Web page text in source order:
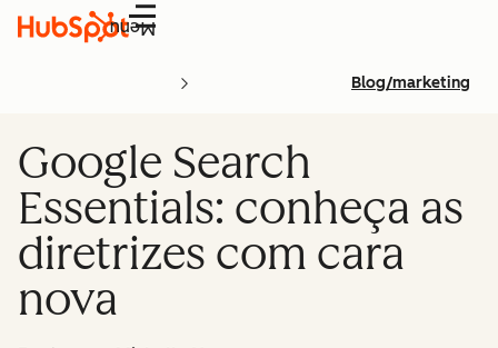
Menu
Blog/marketing
Google Search
Essentials: conheça as
diretrizes com cara
nova